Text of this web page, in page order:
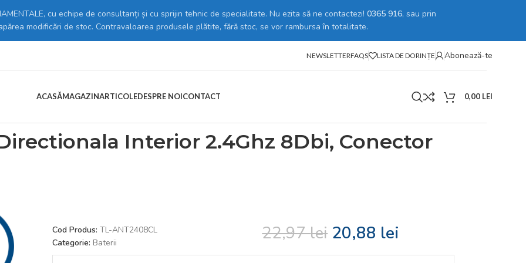
cu echipe de consultanți și cu sprijin tehnic de specialitate. Nu ezita să ne contactezi! 0365 916, sau prin
modificări de stoc. Contravaloarea produsele plătite, fără stoc, se vor rambursa în totalitate.
NEWSLETTERFAQS LISTA DE DORINȚE Abonează-te
ACASĂMAGAZINARTICOLEDESPRE NOICONTACT 0,00 LEI
Interior 2.4Ghz 8Dbi, Conector
Cod Produs: TL-ANT2408CL
Categorie: Baterii 22,97lei 20,88 lei